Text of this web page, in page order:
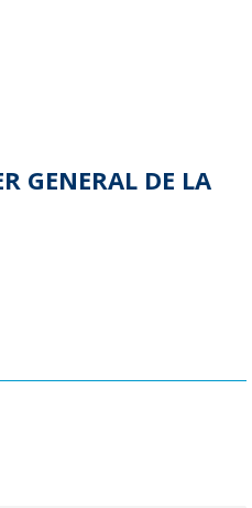
GENERAL DE LA